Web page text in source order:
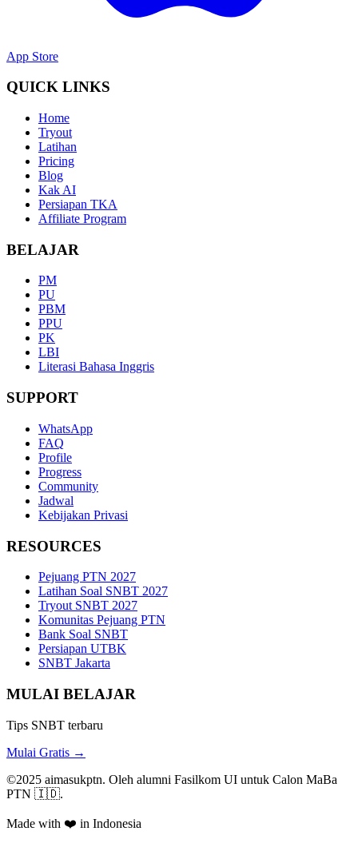
App Store
QUICK LINKS
Home
Tryout
Latihan
Pricing
Blog
Kak AI
Persiapan TKA
Affiliate Program
BELAJAR
PM
PU
PBM
PPU
PK
LBI
Literasi Bahasa Inggris
SUPPORT
WhatsApp
FAQ
Profile
Progress
Community
Jadwal
Kebijakan Privasi
RESOURCES
Pejuang PTN 2027
Latihan Soal SNBT 2027
Tryout SNBT 2027
Komunitas Pejuang PTN
Bank Soal SNBT
Persiapan UTBK
SNBT Jakarta
MULAI BELAJAR
Tips SNBT terbaru
Mulai Gratis →
©2025 aimasukptn. Oleh alumni Fasilkom UI untuk Calon MaBa
PTN 🇮🇩.
Made with ❤️ in Indonesia